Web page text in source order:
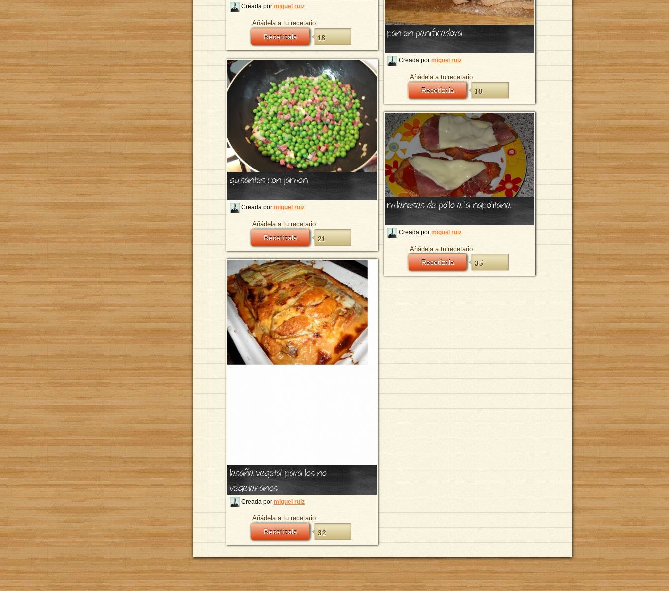
Creada por miguel ruiz
Añádela a tu recetario:
Recetízala 18 pan en panificadora
Creada por miguel ruiz
Añádela a tu recetario:
Recetízala 10
guisantes con jamon
Creada por miguel ruiz
Añádela a tu recetario:
Recetízala 21
milanesas de pollo a la napolitana
Creada por miguel ruiz
Añádela a tu recetario:
Recetízala 35
lasaña vegetal para los no
vegetarianos
Creada por miguel ruiz
Añádela a tu recetario:
Recetízala 32